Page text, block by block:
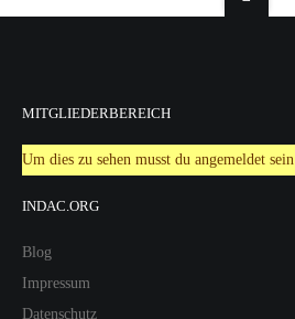
MITGLIEDERBEREICH
Um dies zu sehen musst du angemeldet sein
INDAC.ORG
Blog
Impressum
Datenschutz